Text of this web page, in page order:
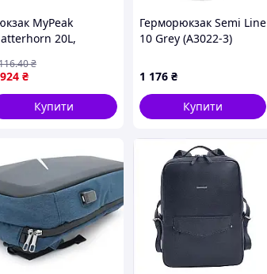
виймати речі.
MyPeak
20L,
3116|
₴
.40₴
Купити
Герморюкзак Semi Line
10 Grey (A3022-3)
1 176 ₴
Купити